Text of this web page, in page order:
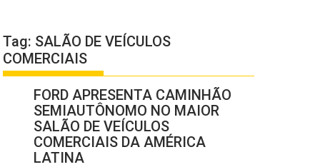
Tag: SALÃO DE VEÍCULOS
COMERCIAIS
FORD APRESENTA CAMINHÃO
SEMIAUTÔNOMO NO MAIOR
SALÃO DE VEÍCULOS
COMERCIAIS DA AMÉRICA
LATINA